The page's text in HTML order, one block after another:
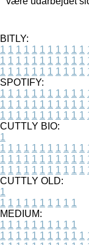
BITLY:
1 1 1 1 1 1 1 1 1 1 1
1 1 1 1 1 1 1 1 1 1 1
1 1 1 1 1 1 1 1 1 1 1
SPOTIFY:
1 1 1 1 1 1 1 1 1 1 1
1 1 1 1 1 1 1 1 1 1 1
1 1 1 1 1 1 1 1 1 1 1
CUTTLY BIO:
1
1 1 1 1 1 1 1 1 1 1 1
1 1 1 1 1 1 1 1 1 1 1
1 1 1 1 1 1 1 1 1 1 1
CUTTLY OLD:
1
1 1 1 1 1 1 1 1 1 1
MEDIUM:
1 1 1 1 1 1 1 1 1 1
1 1 1 1 1 1 1 1 1 1 1